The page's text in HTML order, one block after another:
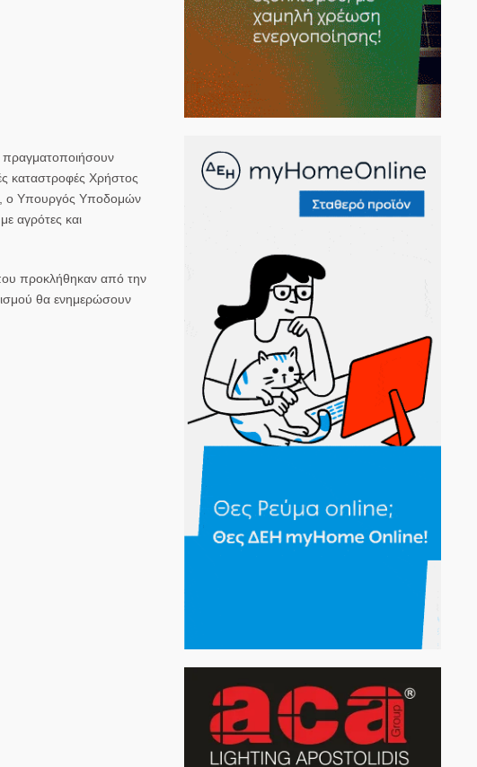
πραγματοποιήσουν
καταστροφές Χρήστος
ο Υπουργός Υποδομών
αγρότες και
προκλήθηκαν από την
θα ενημερώσουν